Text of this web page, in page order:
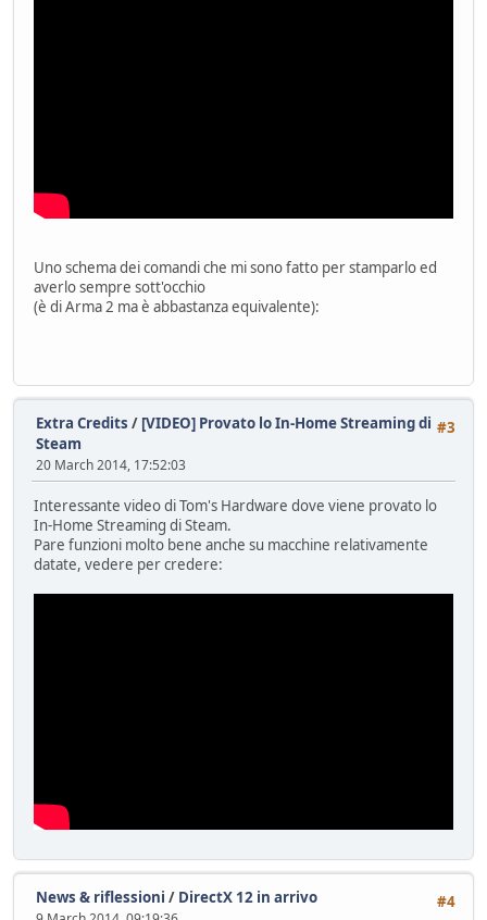
Uno schema dei comandi che mi sono fatto per stamparlo ed
averlo sempre sott'occhio
(è di Arma 2 ma è abbastanza equivalente):
#3
Extra Credits / [VIDEO] Provato lo In-Home Streaming di
Steam
20 March 2014, 17:52:03
Interessante video di Tom's Hardware dove viene provato lo
In-Home Streaming di Steam.
Pare funzioni molto bene anche su macchine relativamente
datate, vedere per credere:
#4
News & riflessioni / DirectX 12 in arrivo